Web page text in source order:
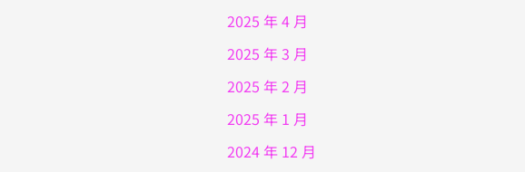
2025 年 4 月
2025 年 3 月
2025 年 2 月
2025 年 1 月
2024 年 12 月